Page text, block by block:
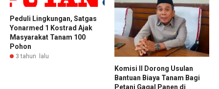
Peduli Lingkungan, Satgas
Yonarmed 1 Kostrad Ajak
Masyarakat Tanam 100
Pohon
3 tahun lalu
Komisi II Dorong Usulan
Bantuan Biaya Tanam Bagi
Petani Gagal Panen di